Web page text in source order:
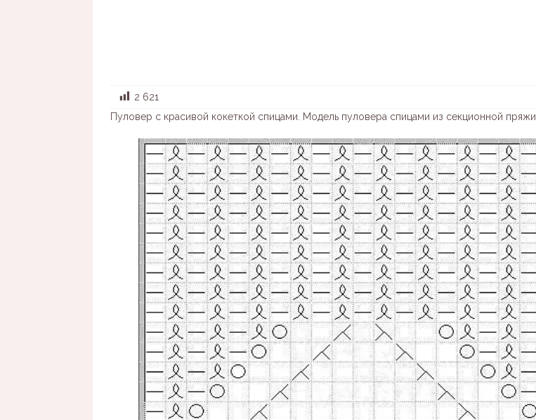
2 621
Пуловер с красивой кокеткой спицами. Модель пуловера спицами из секционной пряжи